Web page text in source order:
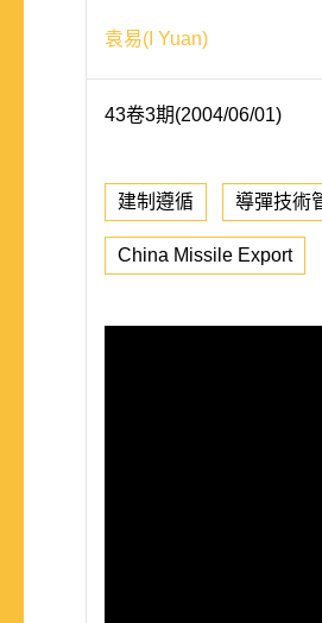
袁易(I Yuan)
43卷3期(2004/06/01)
建制遵循 導彈技術
China Missile Export